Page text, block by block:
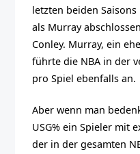
letzten beiden
als Murray
Conley. Murray, ein
führte die NBA in der
pro Spiel ebenfalls an.
Aber wenn man
USG% ein Spieler mit
der in der gesamten